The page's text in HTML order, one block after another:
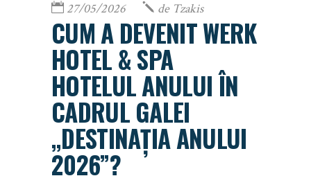
27/05/2026 de Tzakis
CUM A DEVENIT WERK
HOTEL & SPA
HOTELUL ANULUI ÎN
CADRUL GALEI
„DESTINAȚIA ANULUI
2026”?